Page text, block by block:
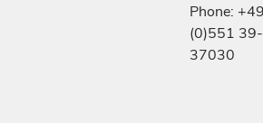
Phone:
(0)551 39-
37030